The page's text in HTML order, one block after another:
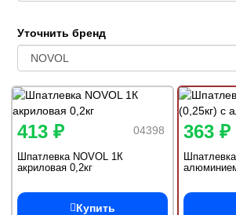
Уточнить бренд
04398
413 ₽
Шпатлевка NOVOL 1К
акриловая 0,2кг
Купить
363 ₽